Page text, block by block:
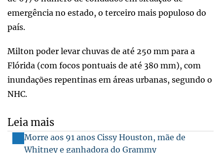
emergência no estado, o terceiro mais populoso do
país.
Milton poder levar chuvas de até 250 mm para a
Flórida (com focos pontuais de até 380 mm), com
inundações repentinas em áreas urbanas, segundo o
NHC.
Leia mais
Morre aos 91 anos Cissy Houston, mãe de
Whitney e ganhadora do Grammy